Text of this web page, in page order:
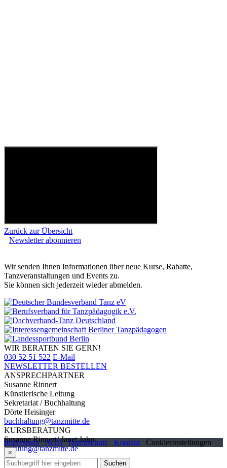
Zurück zur Übersicht
Newsletter abonnieren
Wir senden Ihnen Informationen über neue Kurse, Rabatte,
Tanzveranstaltungen und Events zu.
Sie können sich jederzeit wieder abmelden.
WIR BERATEN SIE GERN!
030 52 51 522 E-Mail
NEWSLETTER BESTELLEN
ANSPRECHPARTNER
Susanne Rinnert
Künstlerische Leitung
Sekretariat / Buchhaltung
Dörte Heisinger
buchhaltung@tanzmitte.de
KURSBERATUNG
Susanne Rinnert/ Janet John
beratung@tanzmitte.de
Impressum AGB Datenschutz Kontakt Cookieeinstellungen
×
Suchen